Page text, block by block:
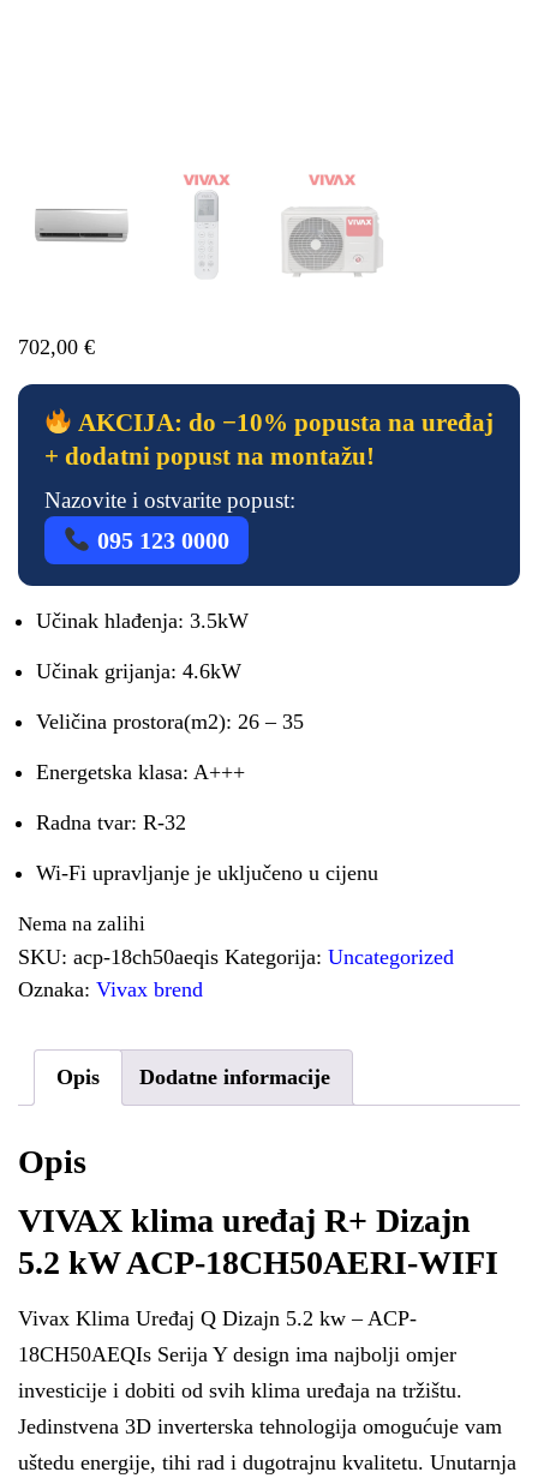
702,00 €
AKCIJA: do −10% popusta na uređaj
+ dodatni popust na montažu!
Nazovite i ostvarite popust:
095 123 0000
Učinak hlađenja: 3.5kW
Učinak grijanja: 4.6kW
Veličina prostora(m2): 26 – 35
Energetska klasa: A+++
Radna tvar: R-32
Wi-Fi upravljanje je uključeno u cijenu
Nema na zalihi
SKU: acp-18ch50aeqis Kategorija: Uncategorized
Oznaka: Vivax brend
Opis Dodatne informacije
Opis
VIVAX klima uređaj R+ Dizajn
5.2 kW ACP-18CH50AERI-WIFI
Vivax Klima Uređaj Q Dizajn 5.2 kw – ACP-
18CH50AEQIs Serija Y design ima najbolji omjer
investicije i dobiti od svih klima uređaja na tržištu.
Jedinstvena 3D inverterska tehnologija omogućuje vam
uštedu energije, tihi rad i dugotrajnu kvalitetu. Unutarnja